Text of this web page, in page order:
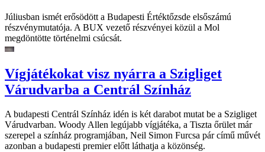
Júliusban ismét erősödött a Budapesti Értéktőzsde elsőszámú
részvénymutatója. A BUX vezető részvényei közül a Mol
megdöntötte történelmi csúcsát.
Vígjátékokat visz nyárra a Szigliget
Várudvarba a Centrál Színház
A budapesti Centrál Színház idén is két darabot mutat be a Szigliget
Várudvarban. Woody Allen legújabb vígjátéka, a Tiszta őrület már
szerepel a színház programjában, Neil Simon Furcsa pár című művét
azonban a budapesti premier előtt láthatja a közönség.